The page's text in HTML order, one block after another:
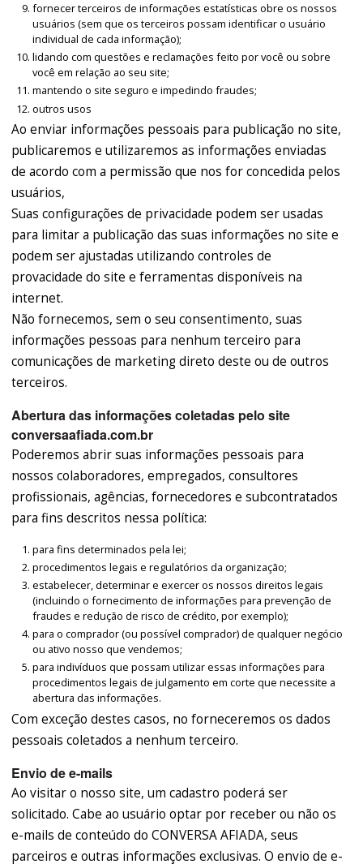
fornecer terceiros de informações estatísticas obre os nossos
usuários (sem que os terceiros possam identificar o usuário
individual de cada informação);
lidando com questões e reclamações feito por você ou sobre
você em relação ao seu site;
mantendo o site seguro e impedindo fraudes;
outros usos
Ao enviar informações pessoais para publicação no site,
publicaremos e utilizaremos as informações enviadas
de acordo com a permissão que nos for concedida pelos
usuários,
Suas configurações de privacidade podem ser usadas
para limitar a publicação das suas informações no site e
podem ser ajustadas utilizando controles de
provacidade do site e ferramentas disponíveis na
internet.
Não fornecemos, sem o seu consentimento, suas
informações pessoas para nenhum terceiro para
comunicações de marketing direto deste ou de outros
terceiros.
Abertura das informações coletadas pelo site
conversaafiada.com.br
Poderemos abrir suas informações pessoais para
nossos colaboradores, empregados, consultores
profissionais, agências, fornecedores e subcontratados
para fins descritos nessa política:
para fins determinados pela lei;
procedimentos legais e regulatórios da organização;
estabelecer, determinar e exercer os nossos direitos legais
(incluindo o fornecimento de informações para prevenção de
fraudes e redução de risco de crédito, por exemplo);
para o comprador (ou possível comprador) de qualquer negócio
ou ativo nosso que vendemos;
para indivíduos que possam utilizar essas informações para
procedimentos legais de julgamento em corte que necessite a
abertura das informações.
Com exceção destes casos, no forneceremos os dados
pessoais coletados a nenhum terceiro.
Envio de e-mails
Ao visitar o nosso site, um cadastro poderá ser
solicitado. Cabe ao usuário optar por receber ou não os
e-mails de conteúdo do CONVERSA AFIADA, seus
parceiros e outras informações exclusivas. O envio de e-